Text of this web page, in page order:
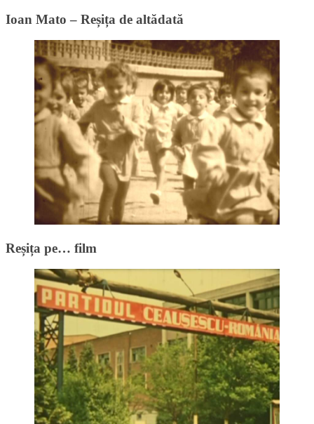
Ioan Mato – Reșița de altădată
Reșița pe… film